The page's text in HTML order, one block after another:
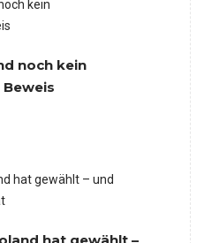
noch kein